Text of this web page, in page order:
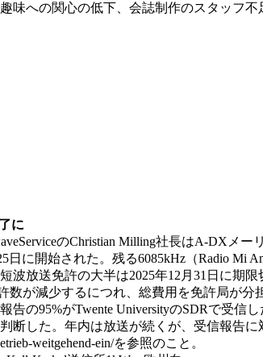
への関心の低下、会誌制作のスタッフ不
に
のChristian Milling社長はA-DXメ
に開始された。残る6085kHz（Radio Mi
放送免許の大半は2025年12月31日に期
が減少するにつれ、総費用を免許局が分
の95%がTwente UniversityのSDRで受
断した。年内は放送が続くが、受信報告
weitgehend-ein/を参照のこと。